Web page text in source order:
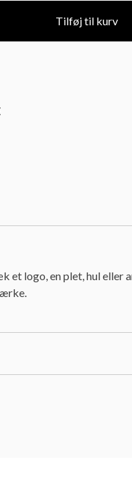
Tilføj til kurv
et logo, en plet, hul eller